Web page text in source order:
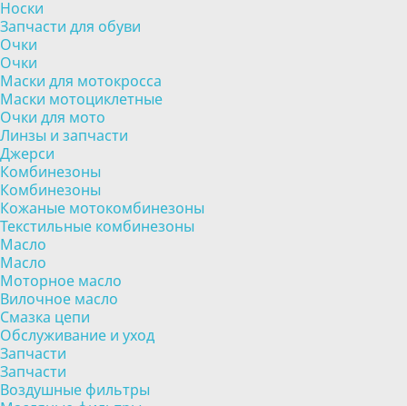
Носки
Запчасти для обуви
Очки
Очки
Маски для мотокросса
Маски мотоциклетные
Очки для мото
Линзы и запчасти
Джерси
Комбинезоны
Комбинезоны
Кожаные мотокомбинезоны
Текстильные комбинезоны
Масло
Масло
Моторное масло
Вилочное масло
Смазка цепи
Обслуживание и уход
Запчасти
Запчасти
Воздушные фильтры